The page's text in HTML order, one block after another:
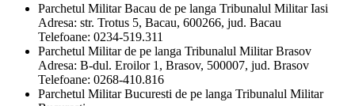
Parchetul Militar Bacau de pe langa Tribunalul Militar Iasi
Adresa: str. Trotus 5, Bacau, 600266, jud. Bacau
Telefoane: 0234-519.311
Parchetul Militar de pe langa Tribunalul Militar Brasov
Adresa: B-dul. Eroilor 1, Brasov, 500007, jud. Brasov
Telefoane: 0268-410.816
Parchetul Militar Bucuresti de pe langa Tribunalul Militar